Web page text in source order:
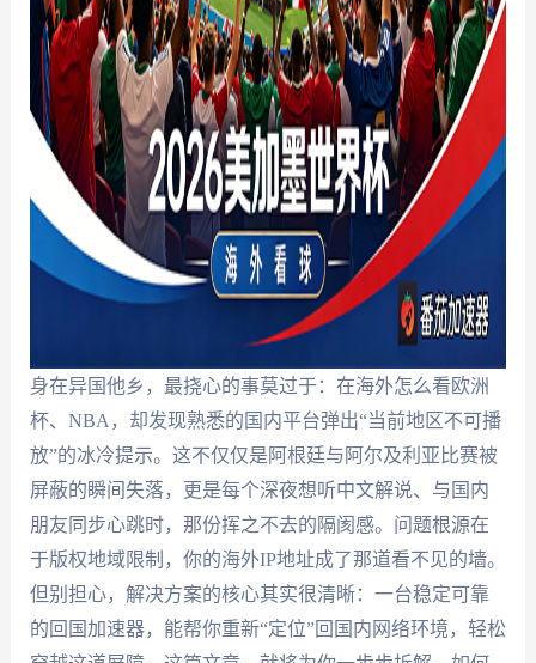
身在异国他乡，最挠心的事莫过于：在海外怎么看欧洲
杯、NBA，却发现熟悉的国内平台弹出“当前地区不可播
放”的冰冷提示。这不仅仅是阿根廷与阿尔及利亚比赛被
屏蔽的瞬间失落，更是每个深夜想听中文解说、与国内
朋友同步心跳时，那份挥之不去的隔阂感。问题根源在
于版权地域限制，你的海外IP地址成了那道看不见的墙。
但别担心，解决方案的核心其实很清晰：一台稳定可靠
的回国加速器，能帮你重新“定位”回国内网络环境，轻松